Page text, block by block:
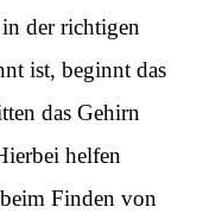
der richtigen
ist, beginnt das
das Gehirn
helfen
Finden von